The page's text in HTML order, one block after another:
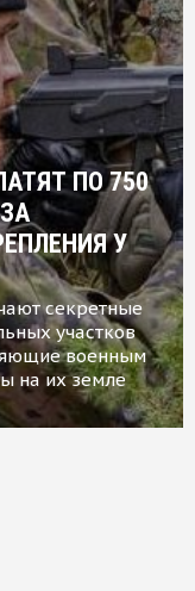
ПО 750
У
секретные
участков
военным
на их земле